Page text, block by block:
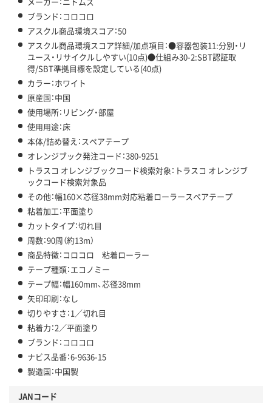
ブランド：コロコロ
アスクル商品環境スコア：50
アスクル商品環境スコア詳細/加点項目：●容器包装11:分別・リ
ユース・リサイクルしやすい(10点)●仕組み30-2:SBT認証取
得/SBT準拠目標を設定している(40点)
カラー：ホワイト
原産国：中国
使用場所：リビング・部屋
使用用途：床
本体/詰め替え：スペアテープ
オレンジブック発注コード：380-9251
トラスコ オレンジブックコード検索対象：トラスコ オレンジブ
ックコード検索対象品
その他：幅160×芯径38mm対応粘着ローラースペアテープ
粘着加工：平面塗り
カットタイプ：切れ目
周数：90周（約13m）
商品特徴：コロコロ 粘着ローラー
テープ種類：エコノミー
テープ幅：幅160mm、芯径38mm
矢印印刷：なし
切りやすさ：1／切れ目
粘着力：2／平面塗り
ブランド：コロコロ
ナビス品番：6-9636-15
製造国：中国製
JANコード